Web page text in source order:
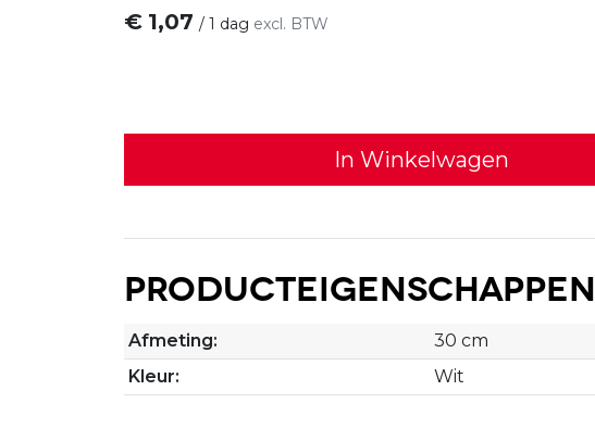
€ 1,07 / 1 dag excl. BTW
In Winkelwagen
Producteigenschappen
Afmeting:
30 cm
Kleur:
Wit